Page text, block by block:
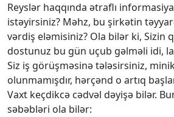
Reyslər haqqında ətraflı
istəyirsiniz? Məhz, bu şirkətin
vərdiş eləmisiniz? Ola bilər ki, Sizin
dostunuz bu gün uçub gəlməli idi,
Siz iş görüşməsinə tələsirsiniz,
olunmamışdır, hərçənd o artıq
Vaxt keçdikcə cədvəl dəyişə bilər.
səbəbləri ola bilər: